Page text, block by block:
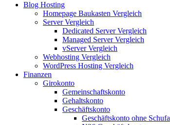
Blog Hosting
Homepage Baukasten Vergleich
Server Vergleich
Dedicated Server Vergleich
Managed Server Vergleich
vServer Vergleich
Webhosting Vergleich
WordPress Hosting Vergleich
Finanzen
Girokonto
Gemeinschaftskonto
Gehaltskonto
Geschäftskonto
Geschäftskonto ohne Schufa